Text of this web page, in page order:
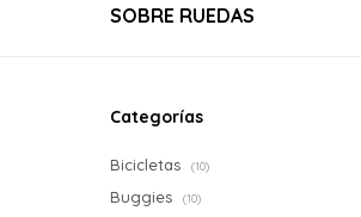
SOBRE RUEDAS
Categorías
Bicicletas (10)
Buggies (10)